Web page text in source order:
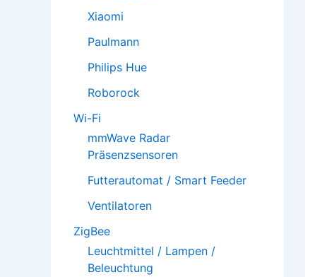
Xiaomi
Paulmann
Philips Hue
Roborock
Wi-Fi
mmWave Radar
Präsenzsensoren
Futterautomat / Smart Feeder
Ventilatoren
ZigBee
Leuchtmittel / Lampen /
Beleuchtung